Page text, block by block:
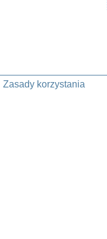
Zasady korzystania